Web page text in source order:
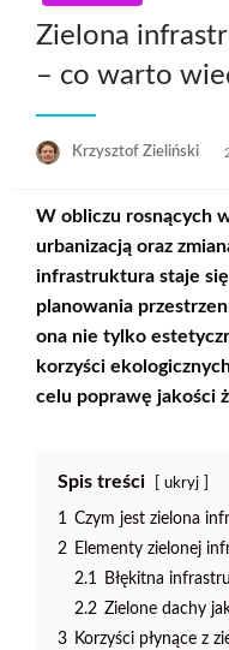
Zielona
– co warto
Krzysztof Zieliński
W obliczu rosnących
urbanizacją oraz
infrastruktura staje
planowania
ona nie tylko
korzyści
celu poprawę jakości
Spis treści ukryj
1 Czym jest zielona
2 Elementy zielonej
2.1 Błękitna
2.2 Zielone dachy
3 Korzyści płynące z